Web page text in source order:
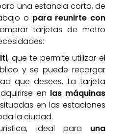
una estancia corta, de
o para reunirte con
tarjetas de metro
, que te permite utilizar el
y se puede recargar
que desees. La tarjeta
en las máquinas
situadas en las estaciones
la ciudad.
ideal para una